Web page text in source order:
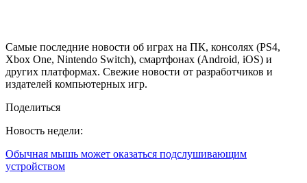
Самые последние новости об играх на ПК, консолях (PS4,
Xbox One, Nintendo Switch), смартфонах (Android, iOS) и
других платформах. Свежие новости от разработчиков и
издателей компьютерных игр.
Поделиться
Новость недели:
Обычная мышь может оказаться подслушивающим
устройством